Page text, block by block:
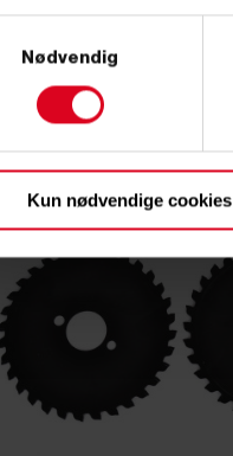
Nødvendig
Kun nødvendige cookies